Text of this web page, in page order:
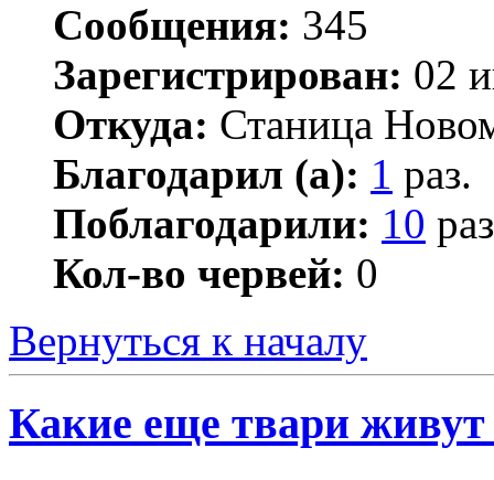
Сообщения: 345
Зарегистрирован: 02
Откуда: Станица
Благодарил (а): 1 раз.
Поблагодарили: 10
Кол-во червей: 0
Вернуться к началу
Какие еще твари